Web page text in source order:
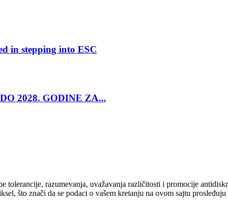
in stepping into ESC
2028. GODINE ZA...
tolerancije, razumevanja, uvažavanja različitosti i promocije
što znači da se podaci o vašem kretanju na ovom sajtu